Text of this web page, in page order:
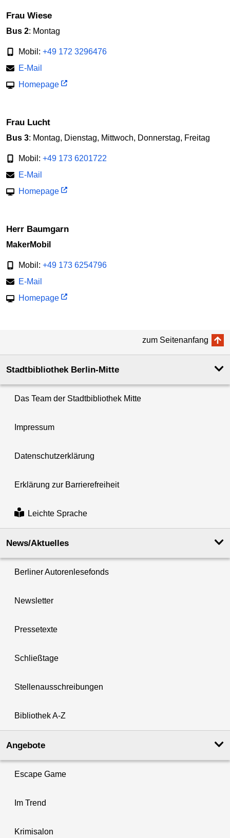
Frau Wiese
Bus 2: Montag
Mobil: +49 172 3296476
E-Mail
Homepage
Frau Lucht
Bus 3: Montag, Dienstag, Mittwoch, Donnerstag, Freitag
Mobil: +49 173 6201722
E-Mail
Homepage
Herr Baumgarn
MakerMobil
Mobil: +49 173 6254796
E-Mail
Homepage
zum Seitenanfang
Stadtbibliothek Berlin-Mitte
Das Team der Stadtbibliothek Mitte
Impressum
Datenschutzerklärung
Erklärung zur Barrierefreiheit
Leichte Sprache
News/Aktuelles
Berliner Autorenlesefonds
Newsletter
Pressetexte
Schließtage
Stellenausschreibungen
Bibliothek A-Z
Angebote
Escape Game
Im Trend
Krimisalon